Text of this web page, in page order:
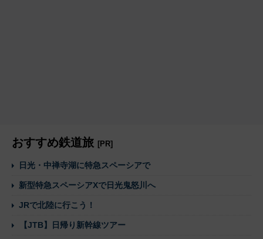
おすすめ鉄道旅 [PR]
日光・中禅寺湖に特急スペーシアで
新型特急スペーシアXで日光鬼怒川へ
JRで北陸に行こう！
【JTB】日帰り新幹線ツアー